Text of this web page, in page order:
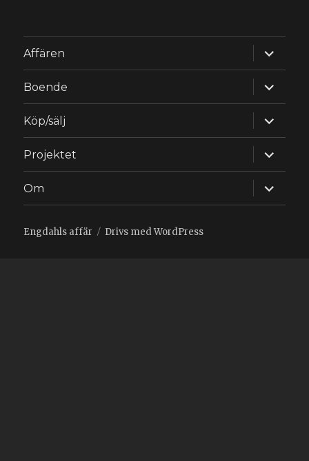
Affären
Boende
Köp/sälj
Projektet
Om
Engdahls affär Drivs med WordPress